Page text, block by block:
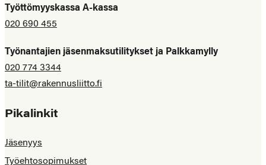
Työttömyyskassa A-kassa
020 690 455
Työnantajien jäsenmaksutilitykset ja Palkkamylly
020 774 3344
ta-tilit@rakennusliitto.fi
Pikalinkit
Jäsenyys
Työehtosopimukset